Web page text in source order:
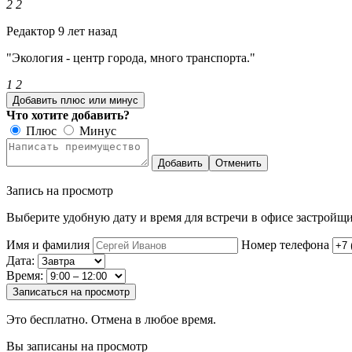
2 2
Редактор 9 лет назад
"Экология - центр города, много транспорта."
1 2
Добавить плюс или минус
Что хотите добавить?
Плюс
Минус
Добавить Отменить
Запись на просмотр
Выберите удобную дату и время для встречи в офисе
Имя и фамилия
Номер телефона
Дата:
Время:
Записаться на просмотр
Это бесплатно. Отмена в любое время.
Вы записаны на просмотр